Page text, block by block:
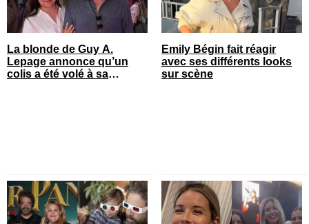
La blonde de Guy A.
Lepage annonce qu’un
colis a été volé à sa
Emily Bégin fait réagir
avec ses différents looks
sur scène